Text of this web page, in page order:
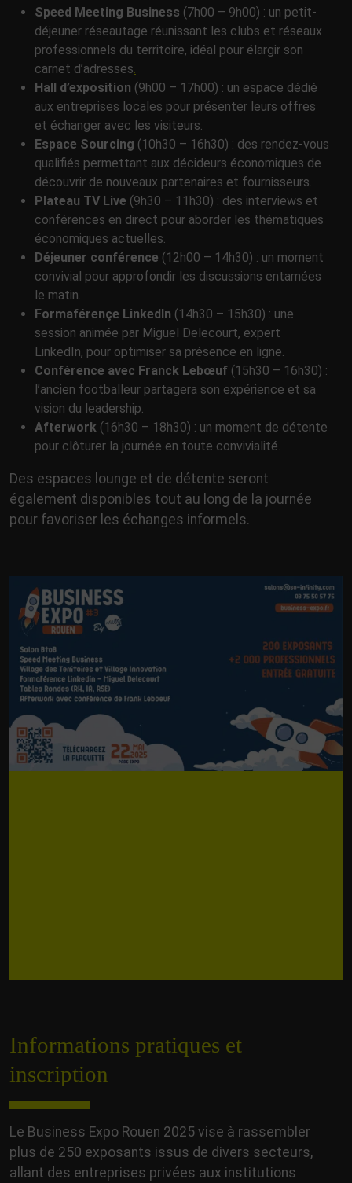
Speed Meeting Business (7h00 – 9h00) : un petit-
déjeuner réseautage réunissant les clubs et réseaux
professionnels du territoire, idéal pour élargir son
carnet d’adresses.
Hall d’exposition (9h00 – 17h00) : un espace dédié
aux entreprises locales pour présenter leurs offres
et échanger avec les visiteurs.
Espace Sourcing (10h30 – 16h30) : des rendez-vous
qualifiés permettant aux décideurs économiques de
découvrir de nouveaux partenaires et fournisseurs.
Plateau TV Live (9h30 – 11h30) : des interviews et
conférences en direct pour aborder les thématiques
économiques actuelles.
Déjeuner conférence (12h00 – 14h30) : un moment
convivial pour approfondir les discussions entamées
le matin.
Formaférençe LinkedIn (14h30 – 15h30) : une
session animée par Miguel Delecourt, expert
LinkedIn, pour optimiser sa présence en ligne.
Conférence avec Franck Lebœuf (15h30 – 16h30) :
l’ancien footballeur partagera son expérience et sa
vision du leadership.
Afterwork (16h30 – 18h30) : un moment de détente
pour clôturer la journée en toute convivialité.
Des espaces lounge et de détente seront
également disponibles tout au long de la journée
pour favoriser les échanges informels.
Informations pratiques et
inscription
Le Business Expo Rouen 2025 vise à rassembler
plus de 250 exposants issus de divers secteurs,
allant des entreprises privées aux institutions